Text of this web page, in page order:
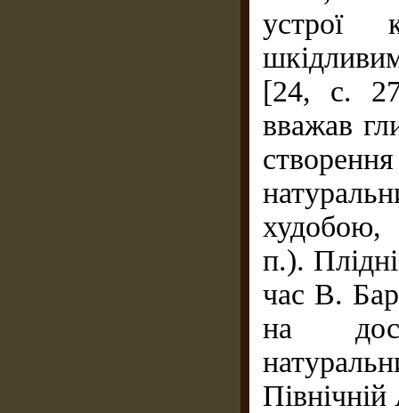
устрої
[24, с.
вважав
худобою,
п.).
час В.
на